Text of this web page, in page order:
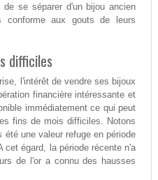
se séparer d'un bijou ancien
conforme aux gouts de leurs
difficiles
l'intérêt de vendre ses bijoux
financière intéressante et
immédiatement ce qui peut
fins de mois difficiles. Notons
une valeur refuge en période
cet égard, la période récente n'a
de l'or a connu des hausses